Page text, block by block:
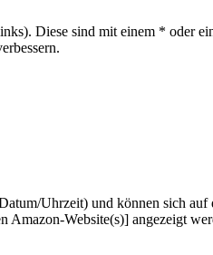
Diese sind mit einem * oder
Uhrzeit) und können sich
Amazon-Website(s)] angezeigt